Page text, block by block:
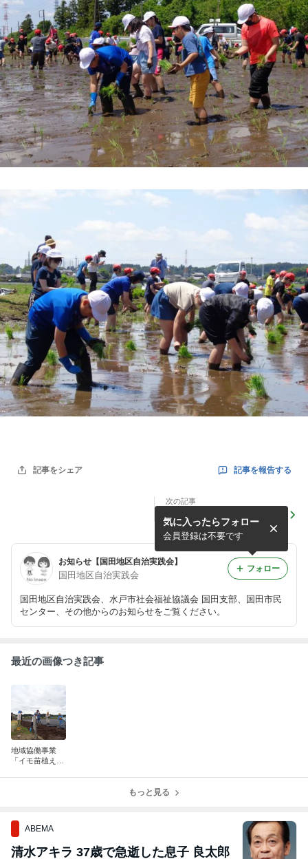
記事をシェア 記事を報告する
次の記事
地域協働事業「イモ苗植え」
の実施報告について
お知らせ【国田地区自治実践会】
国田地区自治実践会
国田地区自治実践会、水戸市社会福祉協議会 国田支部、国田市民
センター、その他からのお知らせをご覧ください。
気に入ったらフォロー
会員登録は不要です
フォロー
最近の画像つき記事
地域協働事業
「イモ苗植え」
もっと見る
ABEMA
清水アキラ 37歳で急逝した息子 良太郎